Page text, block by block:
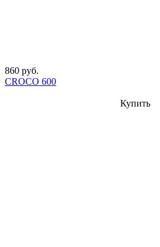
860 руб.
CROCO 600
Купить